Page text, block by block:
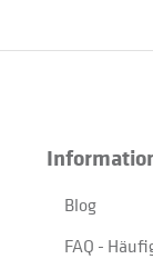
Blog
FAQ -